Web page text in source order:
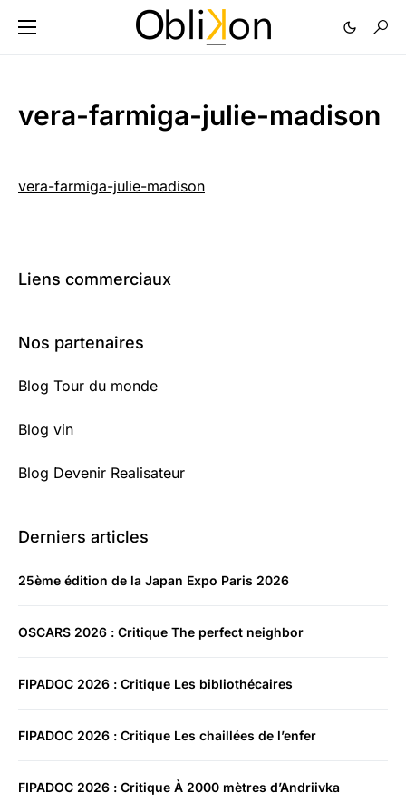
vera-farmiga-julie-madison
vera-farmiga-julie-madison
Liens commerciaux
Nos partenaires
Blog Tour du monde
Blog vin
Blog Devenir Realisateur
Derniers articles
25ème édition de la Japan Expo Paris 2026
OSCARS 2026 : Critique The perfect neighbor
FIPADOC 2026 : Critique Les bibliothécaires
FIPADOC 2026 : Critique Les chaillées de l’enfer
FIPADOC 2026 : Critique À 2000 mètres d’Andriivka